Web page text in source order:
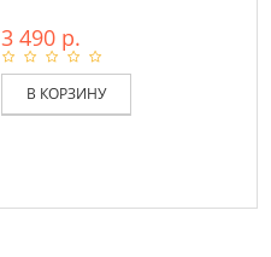
3 490 р.
В КОРЗИНУ